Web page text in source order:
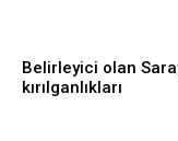
Belirleyici olan
kırılganlıkları